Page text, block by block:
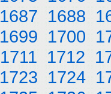
1687 1688
1699 1700
1711 1712
1723 1724